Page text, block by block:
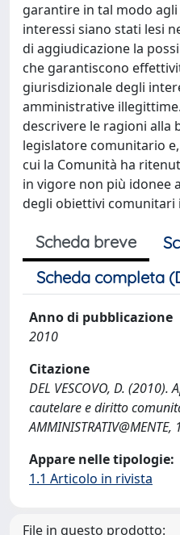
garantire in tal modo
interessi siano stati lesi
di aggiudicazione la
che garantiscono
giurisdizionale degli
amministrative
descrivere le ragioni alla
legislatore comunitario
cui la Comunità ha
in vigore non più idonee
degli obiettivi comunitari
Scheda breve
Scheda completa
Anno di pubblicazione
2010
Citazione
DEL VESCOVO, D.
cautelare e diritto
AMMINISTRATIV@MENTE,
Appare nelle tipologie:
1.1 Articolo in rivista
File in questo prodotto: